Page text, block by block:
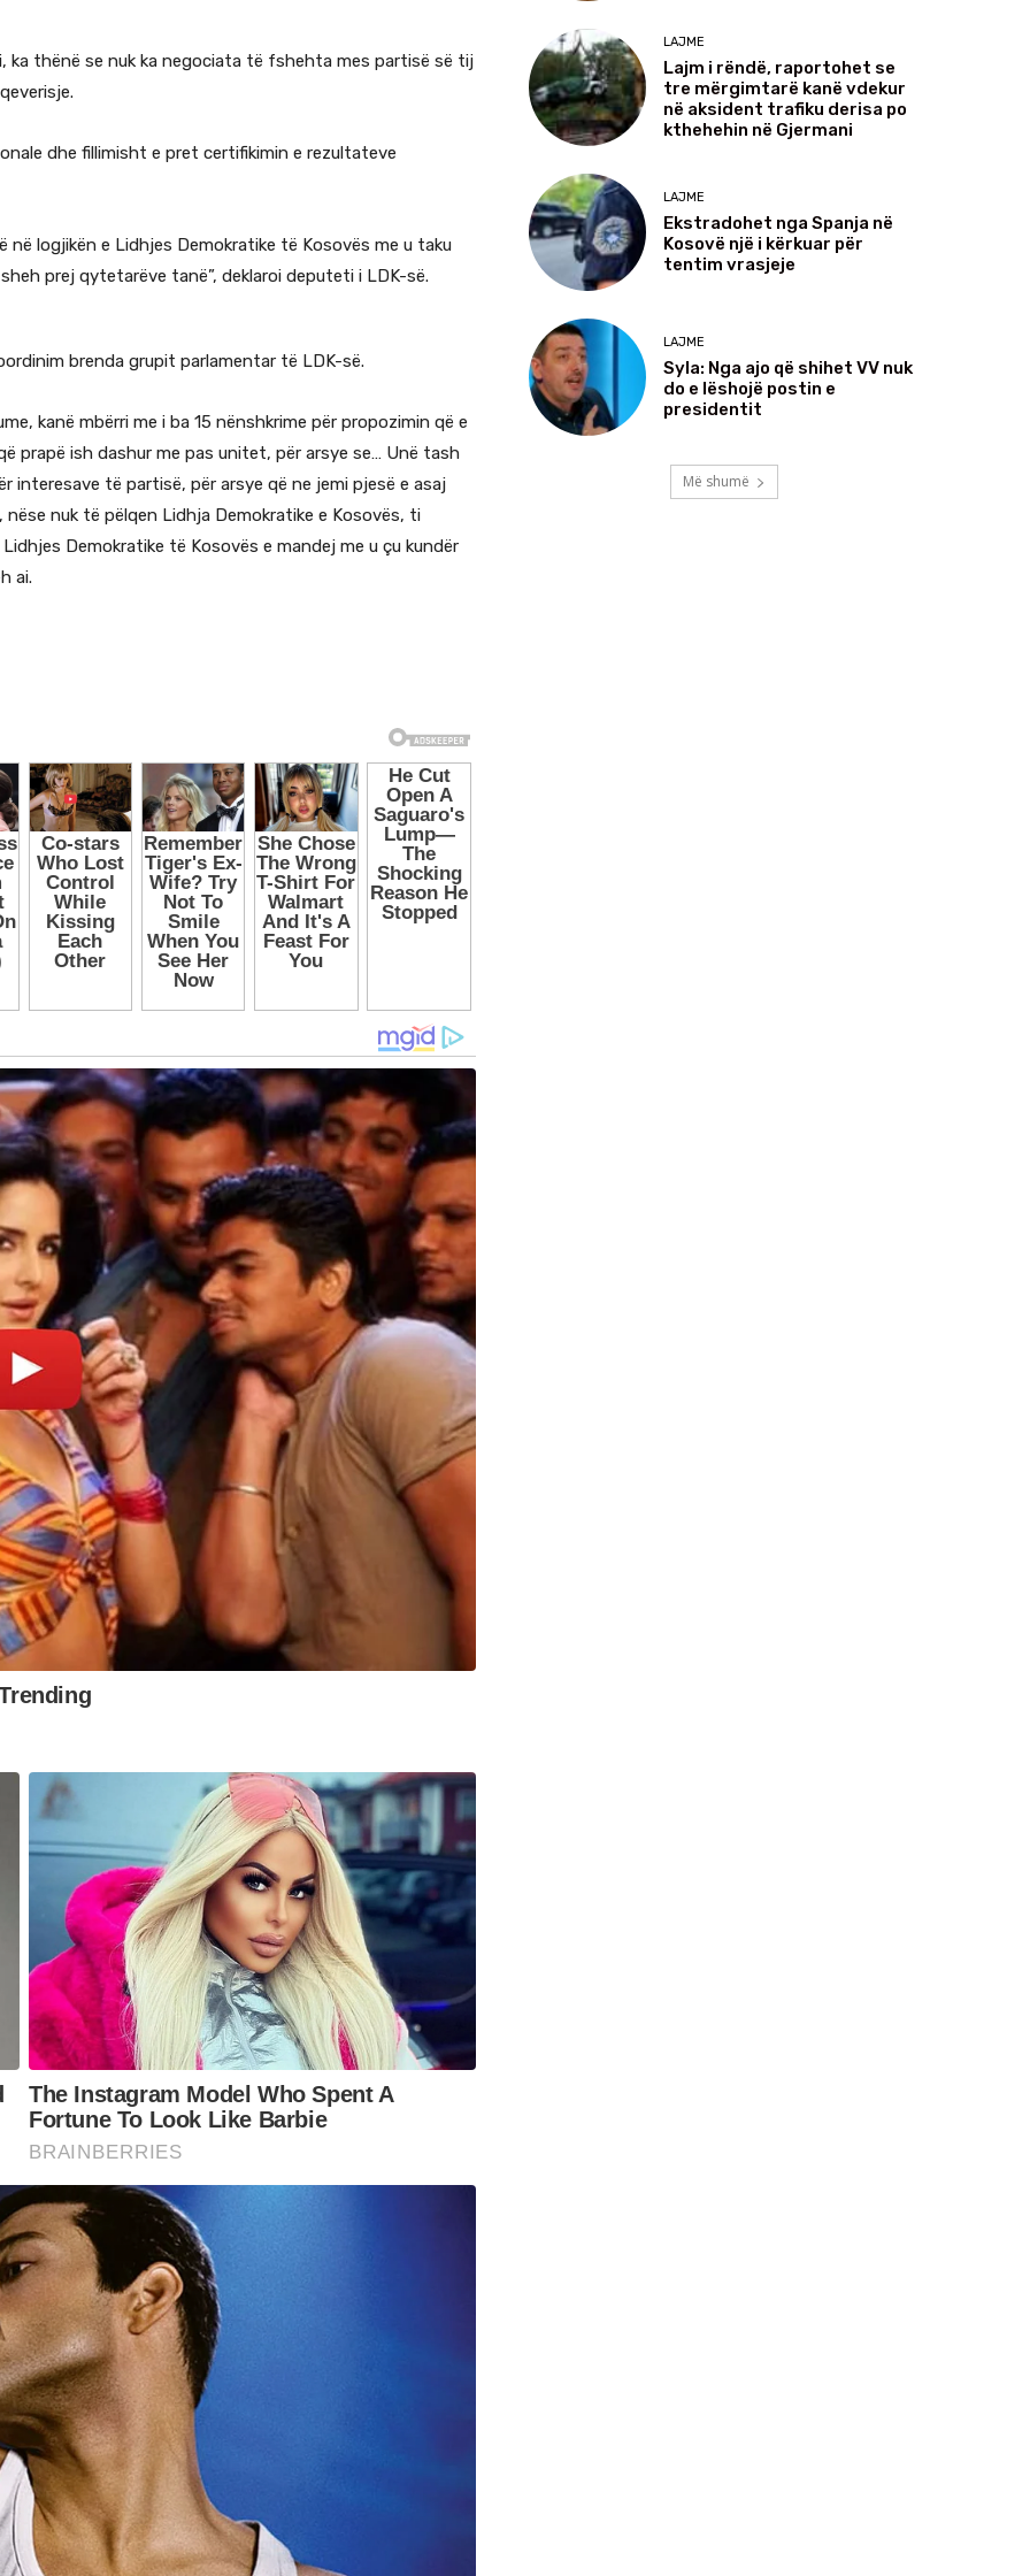
ka thënë se nuk ka negociata të fshehta mes partisë së tij
dhe fillimisht e pret certifikimin e rezultateve
në logjikën e Lidhjes Demokratike të Kosovës me u taku
prej qytetarëve tanë”, deklaroi deputeti i LDK-së.
brenda grupit parlamentar të LDK-së.
kanë mbërri me i ba 15 nënshkrime për propozimin që e
prapë ish dashur me pas unitet, për arsye se… Unë tash
interesave të partisë, për arsye që ne jemi pjesë e asaj
nuk të pëlqen Lidhja Demokratike e Kosovës, ti
Demokratike të Kosovës e mandej me u çu kundër
ai.
LAJME
Lajm i rëndë, raportohet se
tre mërgimtarë kanë vdekur
në aksident trafiku derisa po
kthehehin në Gjermani
LAJME
Ekstradohet nga Spanja në
Kosovë një i kërkuar për
tentim vrasjeje
LAJME
Syla: Nga ajo që shihet VV nuk
do e lëshojë postin e
presidentit
Më shumë